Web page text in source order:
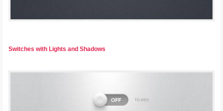
Switches with Lights and Shadows